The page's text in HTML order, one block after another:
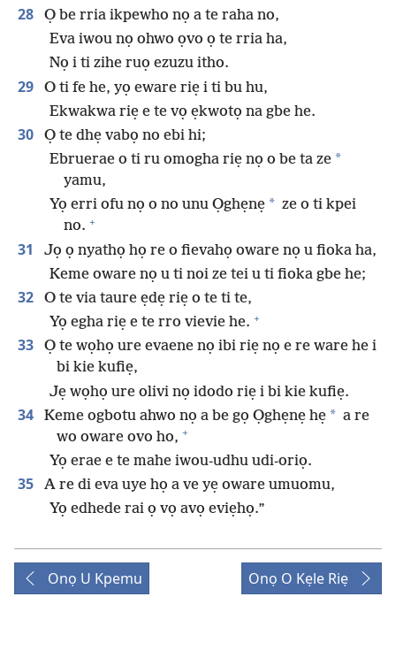
28
Ọ be rria ikpewho nọ a te raha no,
Eva iwou nọ ohwo ọvo ọ te rria ha,
Nọ i ti zihe ruọ ezuzu itho.
29
O ti fe he, yọ eware riẹ i ti bu hu,
Ekwakwa riẹ e te vọ ẹkwotọ na gbe he.
30
Ọ te dhẹ vabọ no ebi hi;
Ebruerae o ti ru omogha riẹ nọ o be ta ze *
yamu,
Yọ erri ofu nọ o no unu Ọghẹnẹ * ze o ti kpei
no. +
31
Jọ ọ nyathọ họ re o fievahọ oware nọ u fioka ha,
Keme oware nọ u ti noi ze tei u ti fioka gbe he;
32
O te via taure ẹdẹ riẹ o te ti te,
Yọ egha riẹ e te rro vievie he. +
33
Ọ te wọhọ ure evaene nọ ibi riẹ nọ e re ware he i
bi kie kufiẹ,
Jẹ wọhọ ure olivi nọ idodo riẹ i bi kie kufiẹ.
34 Keme ogbotu ahwo nọ a be gọ Ọghẹnẹ hẹ * a re
wo oware ovo ho, +
Yọ erae e te mahe iwou-udhu udi-oriọ.
35
A re di eva uye họ a ve yẹ oware umuomu,
Yọ edhede rai ọ vọ avọ eviẹhọ.”
Onọ U Kpemu Onọ O Kẹle Riẹ